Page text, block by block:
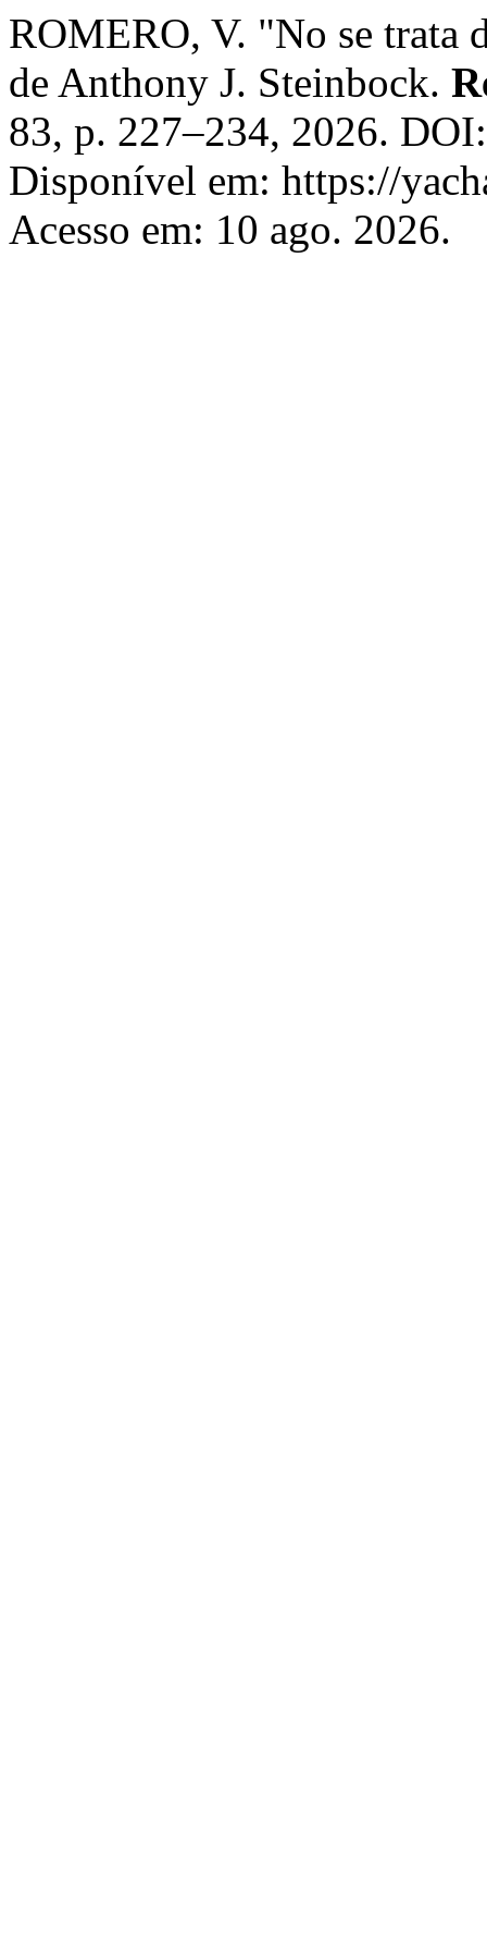
ROMERO, V. "No se trata
de Anthony J. Steinbock.
83, p. 227–234, 2026.
Disponível em: https://
Acesso em: 10 ago. 2026.